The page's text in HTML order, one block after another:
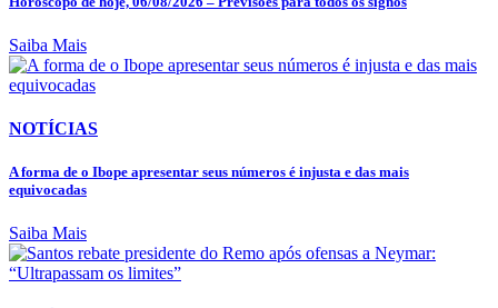
Saiba Mais
NOTÍCIAS
A forma de o Ibope apresentar seus números é injusta e das mais
equivocadas
Saiba Mais